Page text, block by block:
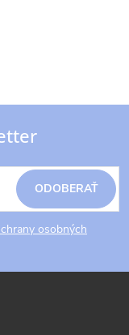
osobných
ODOBERAŤ